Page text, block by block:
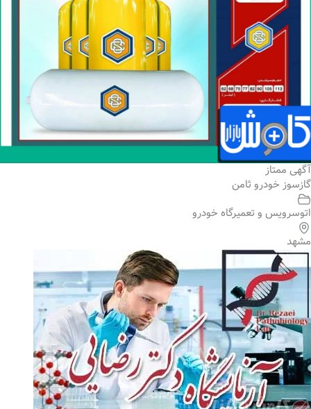
آگهی ممتاز
گازسوز خودرو ثامن
اتوسرویس و تعمیرگاه خودرو
مشهد